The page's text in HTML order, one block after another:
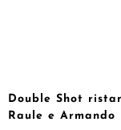
Double Shot
Raule e Armando